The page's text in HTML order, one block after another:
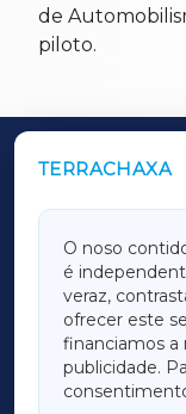
de
piloto.
TERRACHAXA
O noso
é
veraz,
ofrecer este
financiamos a
publicidade.
OUTROS